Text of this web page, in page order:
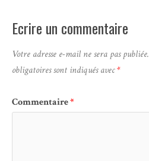
Ecrire un commentaire
Votre adresse e-mail ne sera pas publiée.
obligatoires sont indiqués avec*
Commentaire*